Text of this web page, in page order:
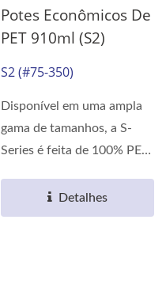
Potes Econômicos De
PET 910ml (S2)
S2 (#75-350)
Disponível em uma ampla
gama de tamanhos, a S-
Series é feita de 100% PET.
Detalhes